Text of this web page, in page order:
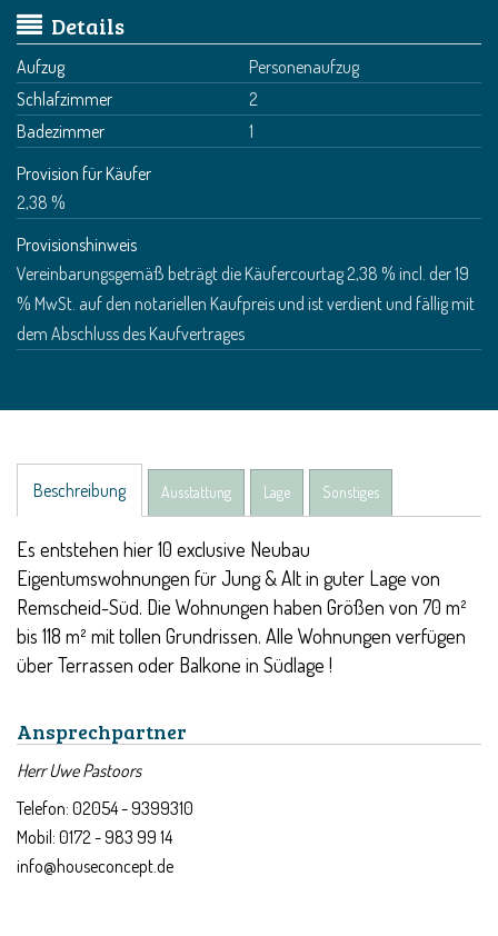
Details
Aufzug
Personenaufzug
Schlafzimmer
2
Badezimmer
1
Provision für Käufer
2,38 %
Provisionshinweis
Vereinbarungsgemäß beträgt die Käufercourtag 2,38 % incl. der 19
% MwSt. auf den notariellen Kaufpreis und ist verdient und fällig mit
dem Abschluss des Kaufvertrages
Beschreibung Ausstattung Lage Sonstiges
Es entstehen hier 10 exclusive Neubau
Eigentumswohnungen für Jung & Alt in guter Lage von
Remscheid-Süd. Die Wohnungen haben Größen von 70 m²
bis 118 m² mit tollen Grundrissen. Alle Wohnungen verfügen
über Terrassen oder Balkone in Südlage !
Ansprechpartner
Herr Uwe Pastoors
Telefon: 02054 - 9399310
Mobil: 0172 - 983 99 14
info@houseconcept.de